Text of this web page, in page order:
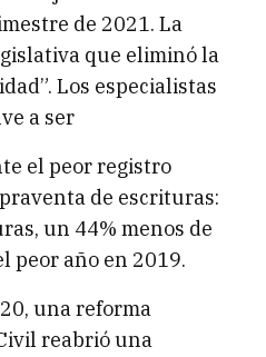
de 2021. La
que eliminó la
Los especialistas
a ser
el peor registro
de escrituras:
un 44% menos de
peor año en 2019.
una reforma
reabrió una